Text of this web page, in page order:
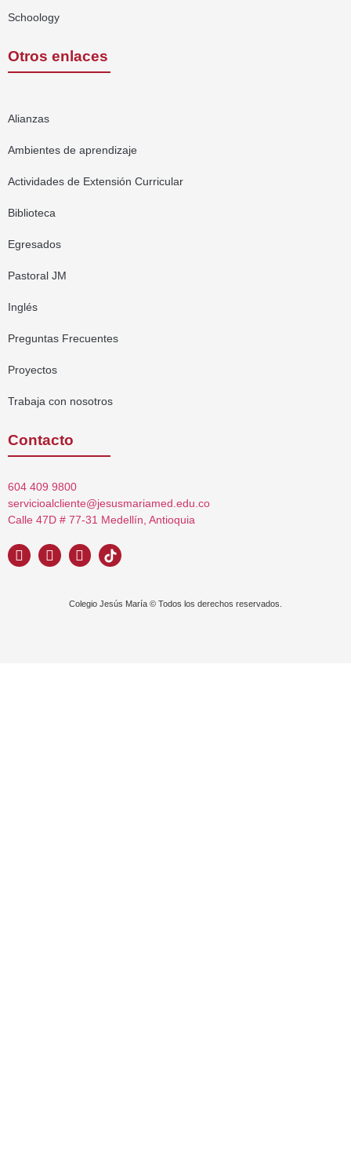
Schoology
Otros enlaces
Alianzas
Ambientes de aprendizaje
Actividades de Extensión Curricular
Biblioteca
Egresados
Pastoral JM
Inglés
Preguntas Frecuentes
Proyectos
Trabaja con nosotros
Contacto
604 409 9800
servicioalcliente@jesusmariamed.edu.co
Calle 47D # 77-31 Medellín, Antioquia
Colegio Jesús María © Todos los derechos reservados.